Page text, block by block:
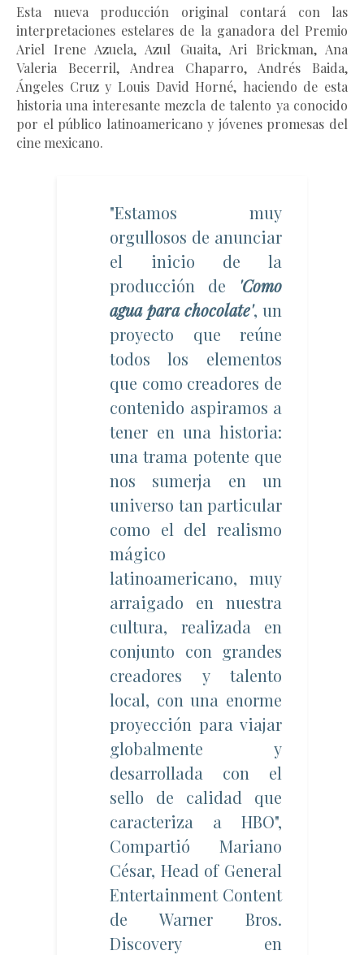
Esta nueva producción original contará con las
interpretaciones estelares de la ganadora del Premio
Ariel Irene Azuela, Azul Guaita, Ari Brickman, Ana
Valeria Becerril, Andrea Chaparro, Andrés Baida,
Ángeles Cruz y Louis David Horné, haciendo de esta
historia una interesante mezcla de talento ya conocido
por el público latinoamericano y jóvenes promesas del
cine mexicano.
"Estamos muy
orgullosos de anunciar
el inicio de la
producción de 'Como
agua para chocolate', un
proyecto que reúne
todos los elementos
que como creadores de
contenido aspiramos a
tener en una historia:
una trama potente que
nos sumerja en un
universo tan particular
como el del realismo
mágico
latinoamericano, muy
arraigado en nuestra
cultura, realizada en
conjunto con grandes
creadores y talento
local, con una enorme
proyección para viajar
globalmente y
desarrollada con el
sello de calidad que
caracteriza a HBO",
Compartió Mariano
César, Head of General
Entertainment Content
de Warner Bros.
Discovery en